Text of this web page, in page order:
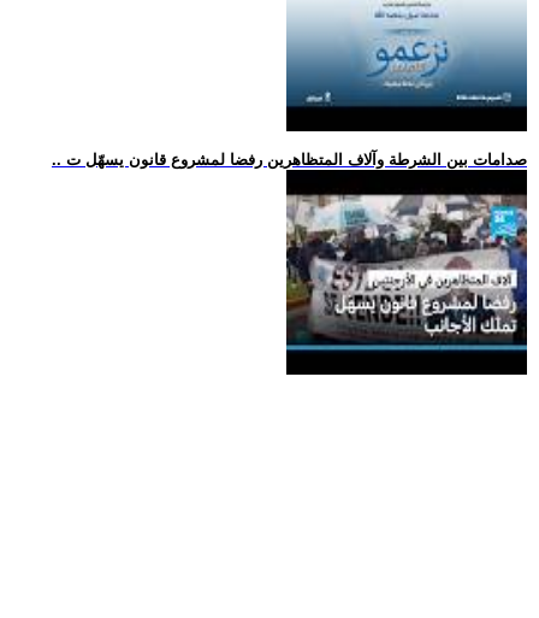
.. صدامات بين الشرطة وآلاف المتظاهرين رفضا لمشروع قانون يسهّل ت